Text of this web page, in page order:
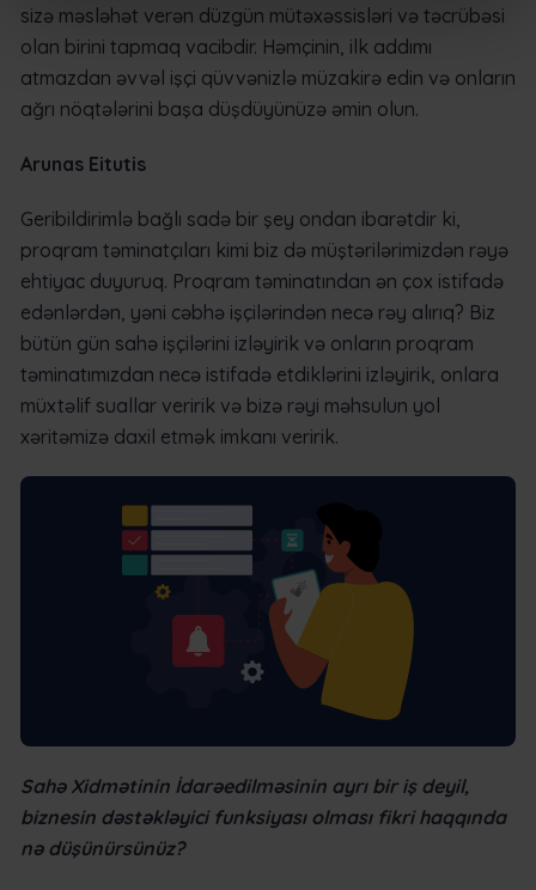
sizə məsləhət verən düzgün mütəxəssisləri və təcrübəsi
olan birini tapmaq vacibdir. Həmçinin, ilk addımı
atmazdan əvvəl işçi qüvvənizlə müzakirə edin və onların
ağrı nöqtələrini başa düşdüyünüzə əmin olun.
Arunas Eitutis
Geribildirimlə bağlı sadə bir şey ondan ibarətdir ki,
proqram təminatçıları kimi biz də müştərilərimizdən rəyə
ehtiyac duyuruq. Proqram təminatından ən çox istifadə
edənlərdən, yəni cəbhə işçilərindən necə rəy alırıq? Biz
bütün gün sahə işçilərini izləyirik və onların proqram
təminatımızdan necə istifadə etdiklərini izləyirik, onlara
müxtəlif suallar veririk və bizə rəyi məhsulun yol
xəritəmizə daxil etmək imkanı veririk.
Sahə Xidmətinin İdarəedilməsinin ayrı bir iş deyil,
biznesin dəstəkləyici funksiyası olması fikri haqqında
nə düşünürsünüz?